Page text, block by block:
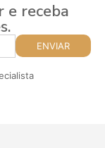
e receba